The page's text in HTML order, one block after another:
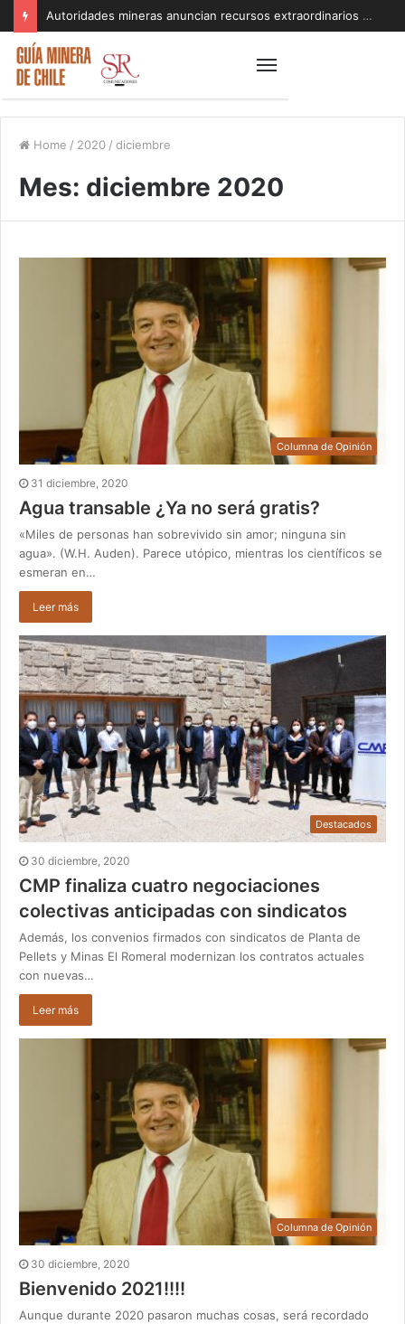
Autoridades mineras anuncian recursos extraordinarios para pequeños mineros afectados por el sistema frontal en Coquimbo y Atacama
Home / 2020 / diciembre
Mes: diciembre 2020
Columna de Opinión
31 diciembre, 2020
Agua transable ¿Ya no será gratis?
«Miles de personas han sobrevivido sin amor; ninguna sin
agua». (W.H. Auden). Parece utópico, mientras los científicos se
esmeran en…
Leer más
Destacados
30 diciembre, 2020
CMP finaliza cuatro negociaciones
colectivas anticipadas con sindicatos
Además, los convenios firmados con sindicatos de Planta de
Pellets y Minas El Romeral modernizan los contratos actuales
con nuevas…
Leer más
Columna de Opinión
30 diciembre, 2020
Bienvenido 2021!!!!
Aunque durante 2020 pasaron muchas cosas, será recordado